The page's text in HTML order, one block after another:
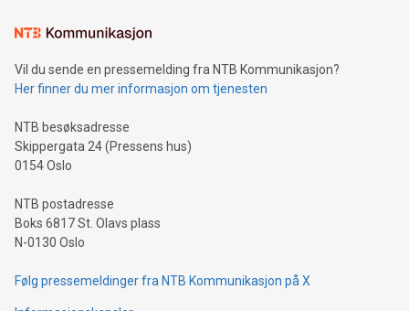
Vil du sende en pressemelding fra NTB Kommunikasjon?
Her finner du mer informasjon om tjenesten
NTB besøksadresse
Skippergata 24 (Pressens hus)
0154 Oslo
NTB postadresse
Boks 6817 St. Olavs plass
N-0130 Oslo
Følg pressemeldinger fra NTB Kommunikasjon på X